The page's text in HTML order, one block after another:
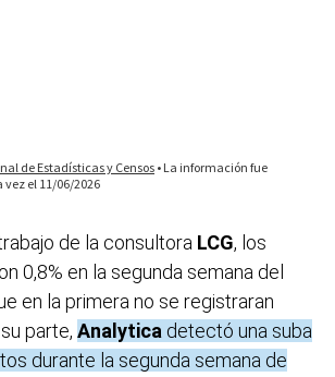
de la consultora LCG, los
0,8% en la segunda semana del
en la primera no se registraran
parte, Analytica detectó una suba
durante la segunda semana de